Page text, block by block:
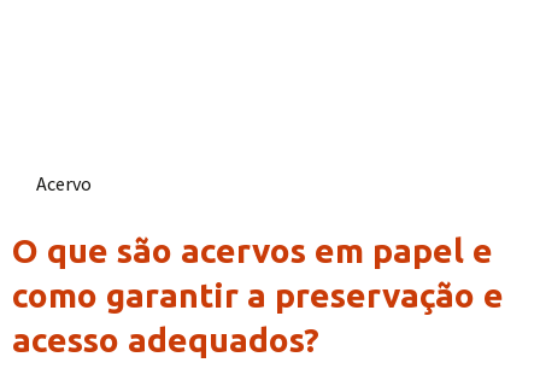
Acervo
O que são acervos em papel e
como garantir a preservação e
acesso adequados?